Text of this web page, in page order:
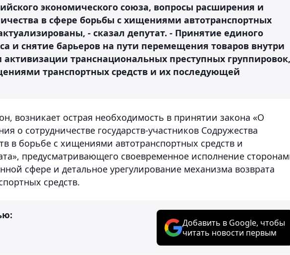
экономического союза, вопросы расширения и
в сфере борьбы с хищениями автотранспортных
- сказал депутат. - Принятие единого
и снятие барьеров на пути перемещения товаров внутри
активизации транснациональных преступных группировок,
транспортных средств и их последующей
возникает острая необходимость в принятии закона «О
о сотрудничестве государств-участников Содружества
в борьбе с хищениями автотранспортных средств и
предусматривающего своевременное исполнение
сфере и детальное урегулирование механизма возврата
средств.
Добавить в Google, чтобы
читать новости первым